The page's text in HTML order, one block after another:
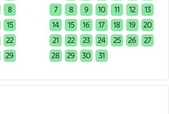
8
15
22
29
7
8 9 10 11 12
13
14
15 16 17 18 19
20
21
22 23 24 25 26
27
28
29 30 31